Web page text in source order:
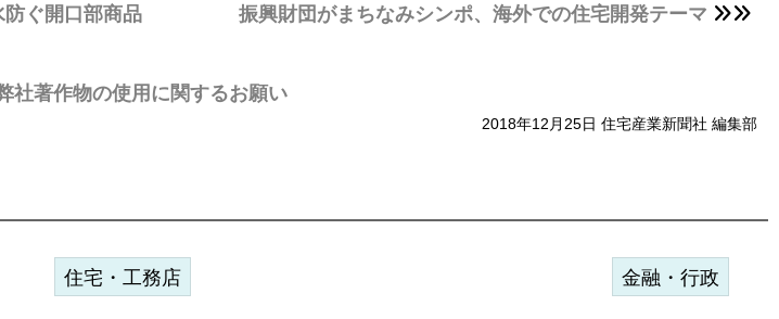
ぐ開口部商品 振興財団がまちなみシンポ、海外での住宅開発テーマ
社著作物の使用に関するお願い
2018年12月25日 住宅産業新聞社 編集部
住宅・工務店 金融・行政